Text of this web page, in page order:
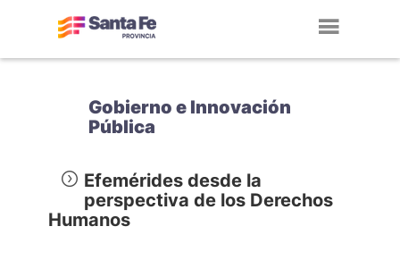
Gobierno e Innovación
Pública
Efemérides desde la
perspectiva de los Derechos
Humanos